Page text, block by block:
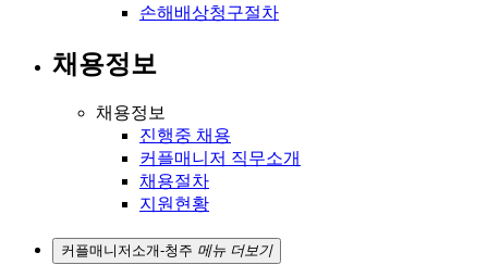
손해배상청구절차
채용정보
채용정보
진행중 채용
커플매니저 직무소개
채용절차
지원현황
커플매니저소개-청주 메뉴 더보기